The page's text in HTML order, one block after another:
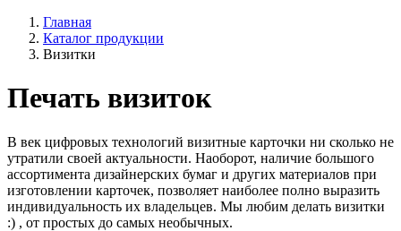
Главная
Каталог продукции
Визитки
Печать визиток
В век цифровых технологий визитные карточки ни сколько не
утратили своей актуальности. Наоборот, наличие большого
ассортимента дизайнерских бумаг и других материалов при
изготовлении карточек, позволяет наиболее полно выразить
индивидуальность их владельцев. Мы любим делать визитки
:) , от простых до самых необычных.